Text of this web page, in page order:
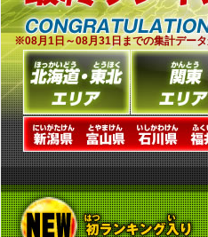
※08月1日～08月31日までの集計デー